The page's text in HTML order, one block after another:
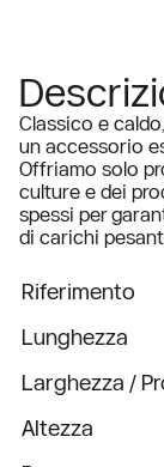
Classico e
un accessorio
Offriamo solo
culture e dei
spessi per
di carichi
Riferimento
Lunghezza
Larghezza /
Altezza